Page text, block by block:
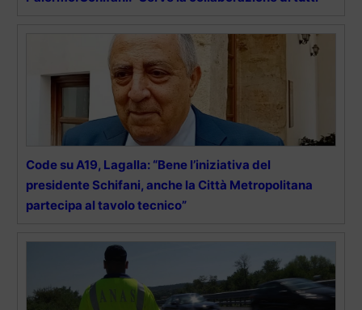
Code su A19, Lagalla: “Bene l’iniziativa del
presidente Schifani, anche la Città Metropolitana
partecipa al tavolo tecnico”